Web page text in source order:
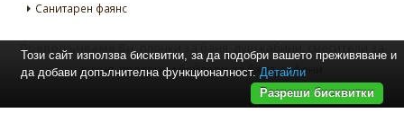
Санитарен фаянс
Препоръчваме Ви: душ кабини
кухня,проточни бойлери за баня,сифони
Този сайт използва бисквитки, за да подобри вашето преживяване и
да добави допълнителна функционалност. Детайли
Разреши бисквитки